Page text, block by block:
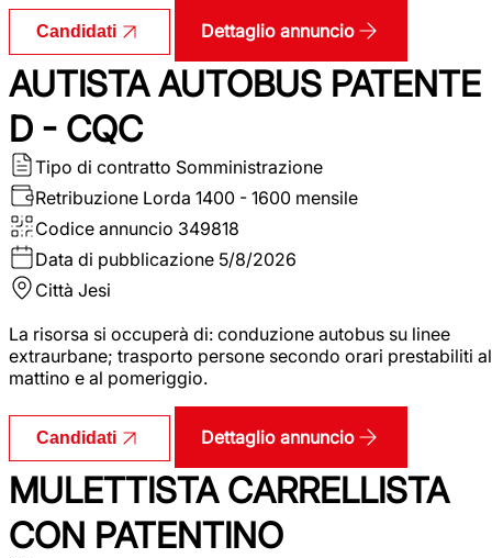
Candidati Dettaglio annuncio
AUTISTA AUTOBUS PATENTE
D - CQC
Tipo di contratto Somministrazione
Retribuzione Lorda 1400 - 1600 mensile
Codice annuncio 349818
Data di pubblicazione 5/8/2026
Città Jesi
La risorsa si occuperà di: conduzione autobus su linee
extraurbane; trasporto persone secondo orari prestabiliti al
mattino e al pomeriggio.
Candidati Dettaglio annuncio
MULETTISTA CARRELLISTA
CON PATENTINO